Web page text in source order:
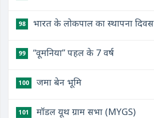
98 भारत के लोकपाल का स्थापना दिवस
99 “वूमनिया” पहल के 7 वर्ष
100 जमा बेन भूमि
101 मॉडल यूथ ग्राम सभा (MYGS)